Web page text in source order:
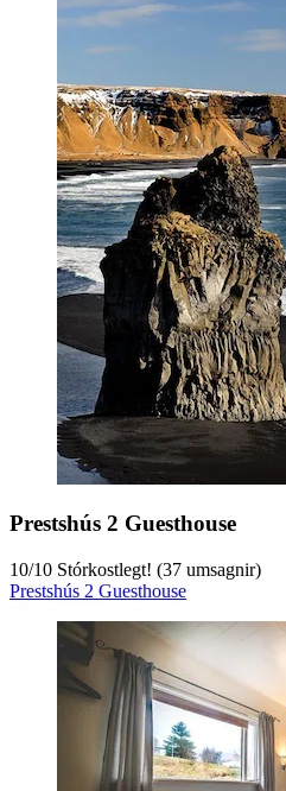
Prestshús 2 Guesthouse
10/10 Stórkostlegt! (37 umsagnir)
Prestshús 2 Guesthouse